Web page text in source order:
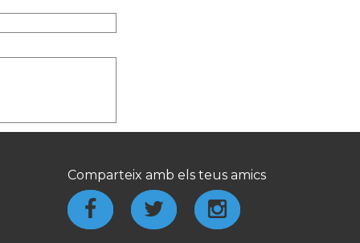
Comparteix amb els teus amics